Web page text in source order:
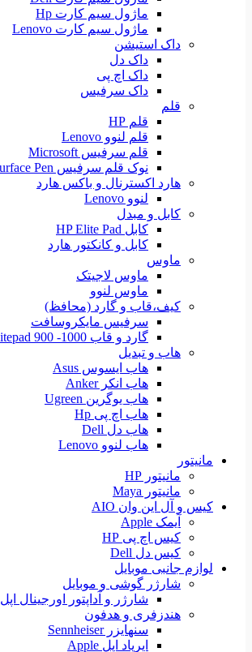
ماژول سیم کارت Hp
ماژول سیم کارت Lenovo
داک استیشن
داک دل
داک اچ پی
داک سرفیس
قلم
قلم HP
قلم لنوو Lenovo
قلم سرفیس Microsoft
نوک قلم سرفیس Surface Pen
هارد اکسترنال و باکس هارد
لنوو Lenovo
کابل و مبدل
کابل HP Elite Pad
کابل و کانکتور هارد
ماوس
ماوس لاجیتک
ماوس لنوو
کیف،قاب و گارد (محافظ)
سرفیس مایکروسافت
گارد و قاب HP Elitepad 900 -1000
هاب و تبدیل
هاب ایسوس Asus
هاب انکر Anker
هاب یوگرین Ugreen
هاب اچ پی Hp
هاب دل Dell
هاب لنوو Lenovo
مانیتور
مانیتور HP
مانیتور Maya
کیس و آل این وان AIO
آیمک Apple
کیس اچ پی HP
کیس دل Dell
لوازم جانبی موبایل
شارژر گوشی و موبایل
شارژر و آداپتور اورجینال اپل Apple
هندزفری و هدفون
سنهایزر Sennheiser
ایرپاد اپل Apple